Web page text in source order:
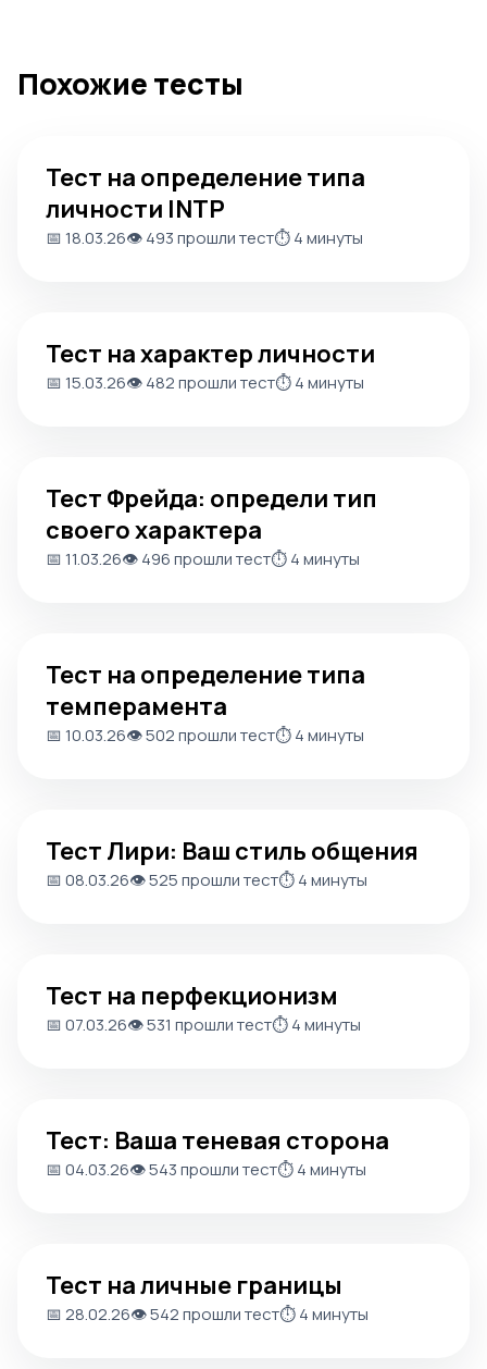
Похожие тесты
Тест на определение типа
личности INTP
📅 18.03.26👁️ 493 прошли тест⏱️ 4 минуты
Тест на характер личности
📅 15.03.26👁️ 482 прошли тест⏱️ 4 минуты
Тест Фрейда: определи тип
своего характера
📅 11.03.26👁️ 496 прошли тест⏱️ 4 минуты
Тест на определение типа
темперамента
📅 10.03.26👁️ 502 прошли тест⏱️ 4 минуты
Тест Лири: Ваш стиль общения
📅 08.03.26👁️ 525 прошли тест⏱️ 4 минуты
Тест на перфекционизм
📅 07.03.26👁️ 531 прошли тест⏱️ 4 минуты
Тест: Ваша теневая сторона
📅 04.03.26👁️ 543 прошли тест⏱️ 4 минуты
Тест на личные границы
📅 28.02.26👁️ 542 прошли тест⏱️ 4 минуты